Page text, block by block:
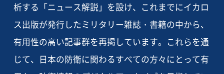
析する「ニュース解説」を設け、これまでにイカロ
ス出版が発行したミリタリー雑誌・書籍の中から、
有用性の高い記事群を再掲しています。これらを通
じて、日本の防衛に関わるすべての方々にとって有